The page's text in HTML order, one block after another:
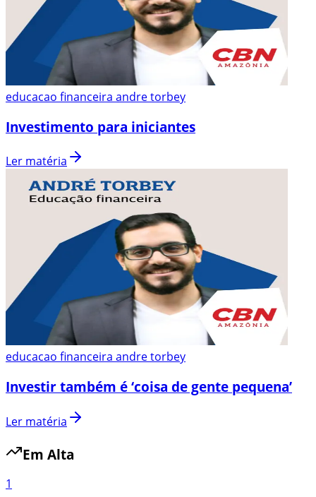
educacao financeira andre torbey
Investimento para iniciantes
Ler matéria
educacao financeira andre torbey
Investir também é ‘coisa de gente pequena’
Ler matéria
Em Alta
1